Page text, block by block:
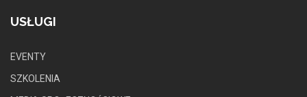
USŁUGI
EVENTY
SZKOLENIA